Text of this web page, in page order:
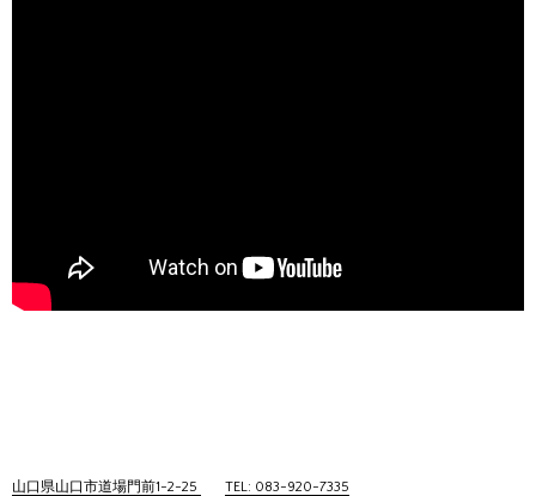
山口県山口市道場門前1-2-25 TEL: 083-920-7335